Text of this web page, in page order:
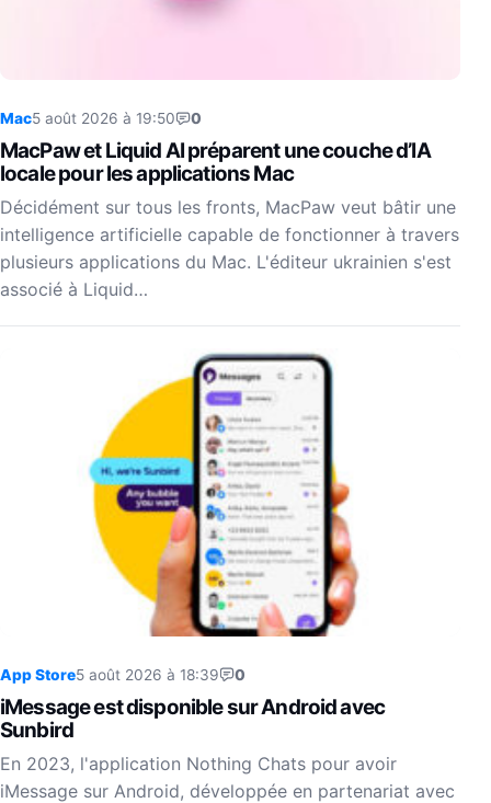
Mac5 août 2026 à 19:50 0
MacPaw et Liquid AI préparent une couche d’IA
locale pour les applications Mac
Décidément sur tous les fronts, MacPaw veut bâtir une
intelligence artificielle capable de fonctionner à travers
plusieurs applications du Mac. L'éditeur ukrainien s'est
associé à Liquid…
App Store5 août 2026 à 18:39 0
iMessage est disponible sur Android avec
Sunbird
En 2023, l'application Nothing Chats pour avoir
iMessage sur Android, développée en partenariat avec